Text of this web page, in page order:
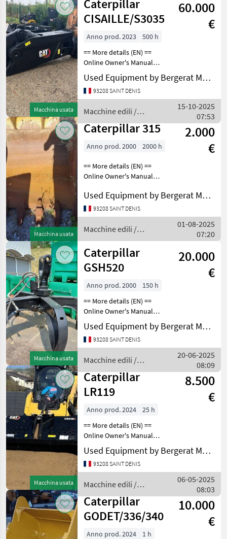
Macchina usata
Caterpillar
CISAILLE/S3035
60.000
€
Anno prod. 2023
500 h
== More details (EN) ==
Online Owner's Manual
Macchine edili Benne e
cucchiai
Used Equipment by Bergerat Monnoyeur
93208 SAINT DENIS
Macchine edili /
Caterpillar
15-10-2025
07:53
Macchina usata
Caterpillar 315
2.000
€
Anno prod. 2000 2000 h
== More details (EN) ==
Online Owner's Manual
cucchiai
Used Equipment by Bergerat Monnoyeur
93208 SAINT DENIS
Macchine edili /
Caterpillar
01-08-2025
07:20
Macchina usata
Caterpillar
GSH520
20.000
€
Anno prod. 2000
150 h
== More details (EN) ==
Online Owner's Manual
Macchine edili Benne e
cucchiai
Used Equipment by Bergerat Monnoyeur
93208 SAINT DENIS
Macchine edili /
Caterpillar
20-06-2025
08:09
Macchina usata
Caterpillar
LR119
8.500
€
Anno prod. 2024
25 h
== More details (EN) ==
Online Owner's Manual
Macchine edili Benne e
cucchiai
Used Equipment by Bergerat Monnoyeur
93208 SAINT DENIS
Macchine edili /
Caterpillar
06-05-2025
08:03
Caterpillar
GODET/336/340
10.000
€
Anno prod. 2024
1 h